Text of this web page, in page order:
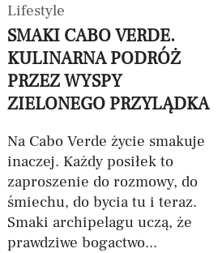
Lifestyle
SMAKI CABO VERDE.
KULINARNA PODRÓŻ
PRZEZ WYSPY
ZIELONEGO PRZYLĄDKA
Na Cabo Verde życie smakuje
inaczej. Każdy posiłek to
zaproszenie do rozmowy, do
śmiechu, do bycia tu i teraz.
Smaki archipelagu uczą, że
prawdziwe bogactwo...